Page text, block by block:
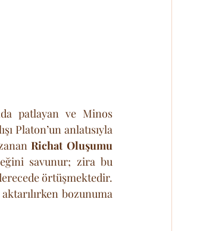
patlayan ve Minos
Platon’un anlatısıyla
Richat Oluşumu
savunur; zira bu
örtüşmektedir.
bozunuma